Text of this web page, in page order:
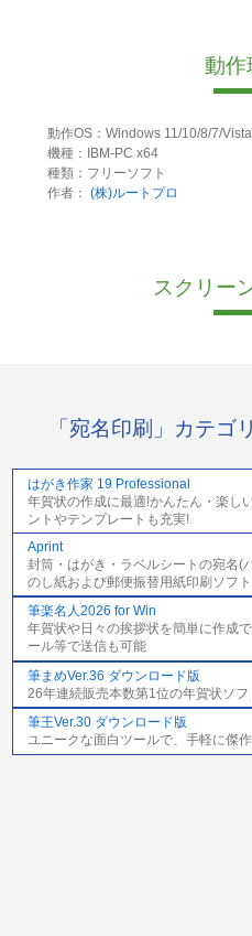
動作
動作OS：Windows 11/10/8/7/
機種：IBM-PC x64
種類：フリーソフト
作者： (株)ルートプロ
スクリー
「宛名印刷」カテゴ
はがき作家 19 Professional
年賀状の作成に最適!かんたん・楽し
ントやテンプレートも充実!
Aprint
封筒・はがき・ラベルシートの宛名(
のし紙および郵便振替用紙印刷ソフト
筆楽名人2026 for Win
年賀状や日々の挨拶状を簡単に作成
ール等で送信も可能
筆まめVer.36 ダウンロード版
26年連続販売本数第1位の年賀状ソフ
筆王Ver.30 ダウンロード版
ユニークな面白ツールで、手軽に傑